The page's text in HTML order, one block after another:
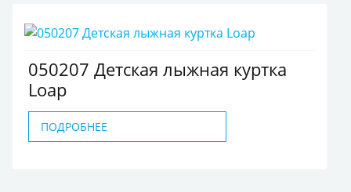
050207 Детская лыжная куртка
Loap
ПОДРОБНЕЕ